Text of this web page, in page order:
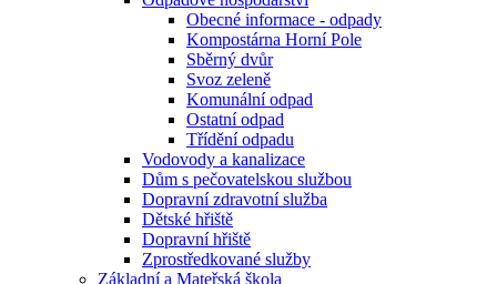
Obecné informace - odpady
Kompostárna Horní Pole
Sběrný dvůr
Svoz zeleně
Komunální odpad
Ostatní odpad
Třídění odpadu
Vodovody a kanalizace
Dům s pečovatelskou službou
Dopravní zdravotní služba
Dětské hřiště
Dopravní hřiště
Zprostředkované služby
Základní a Mateřská škola